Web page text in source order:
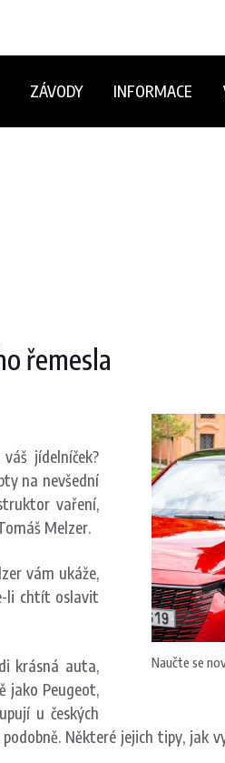
ZÁVODY INFORMACE
řemesla
Naučte se
jídelníček?
na nevšední
vaření,
Melzer.
vám ukáže,
li chtít oslavit
krásná auta,
jako Peugeot,
u českých
Některé jejich tipy, jak